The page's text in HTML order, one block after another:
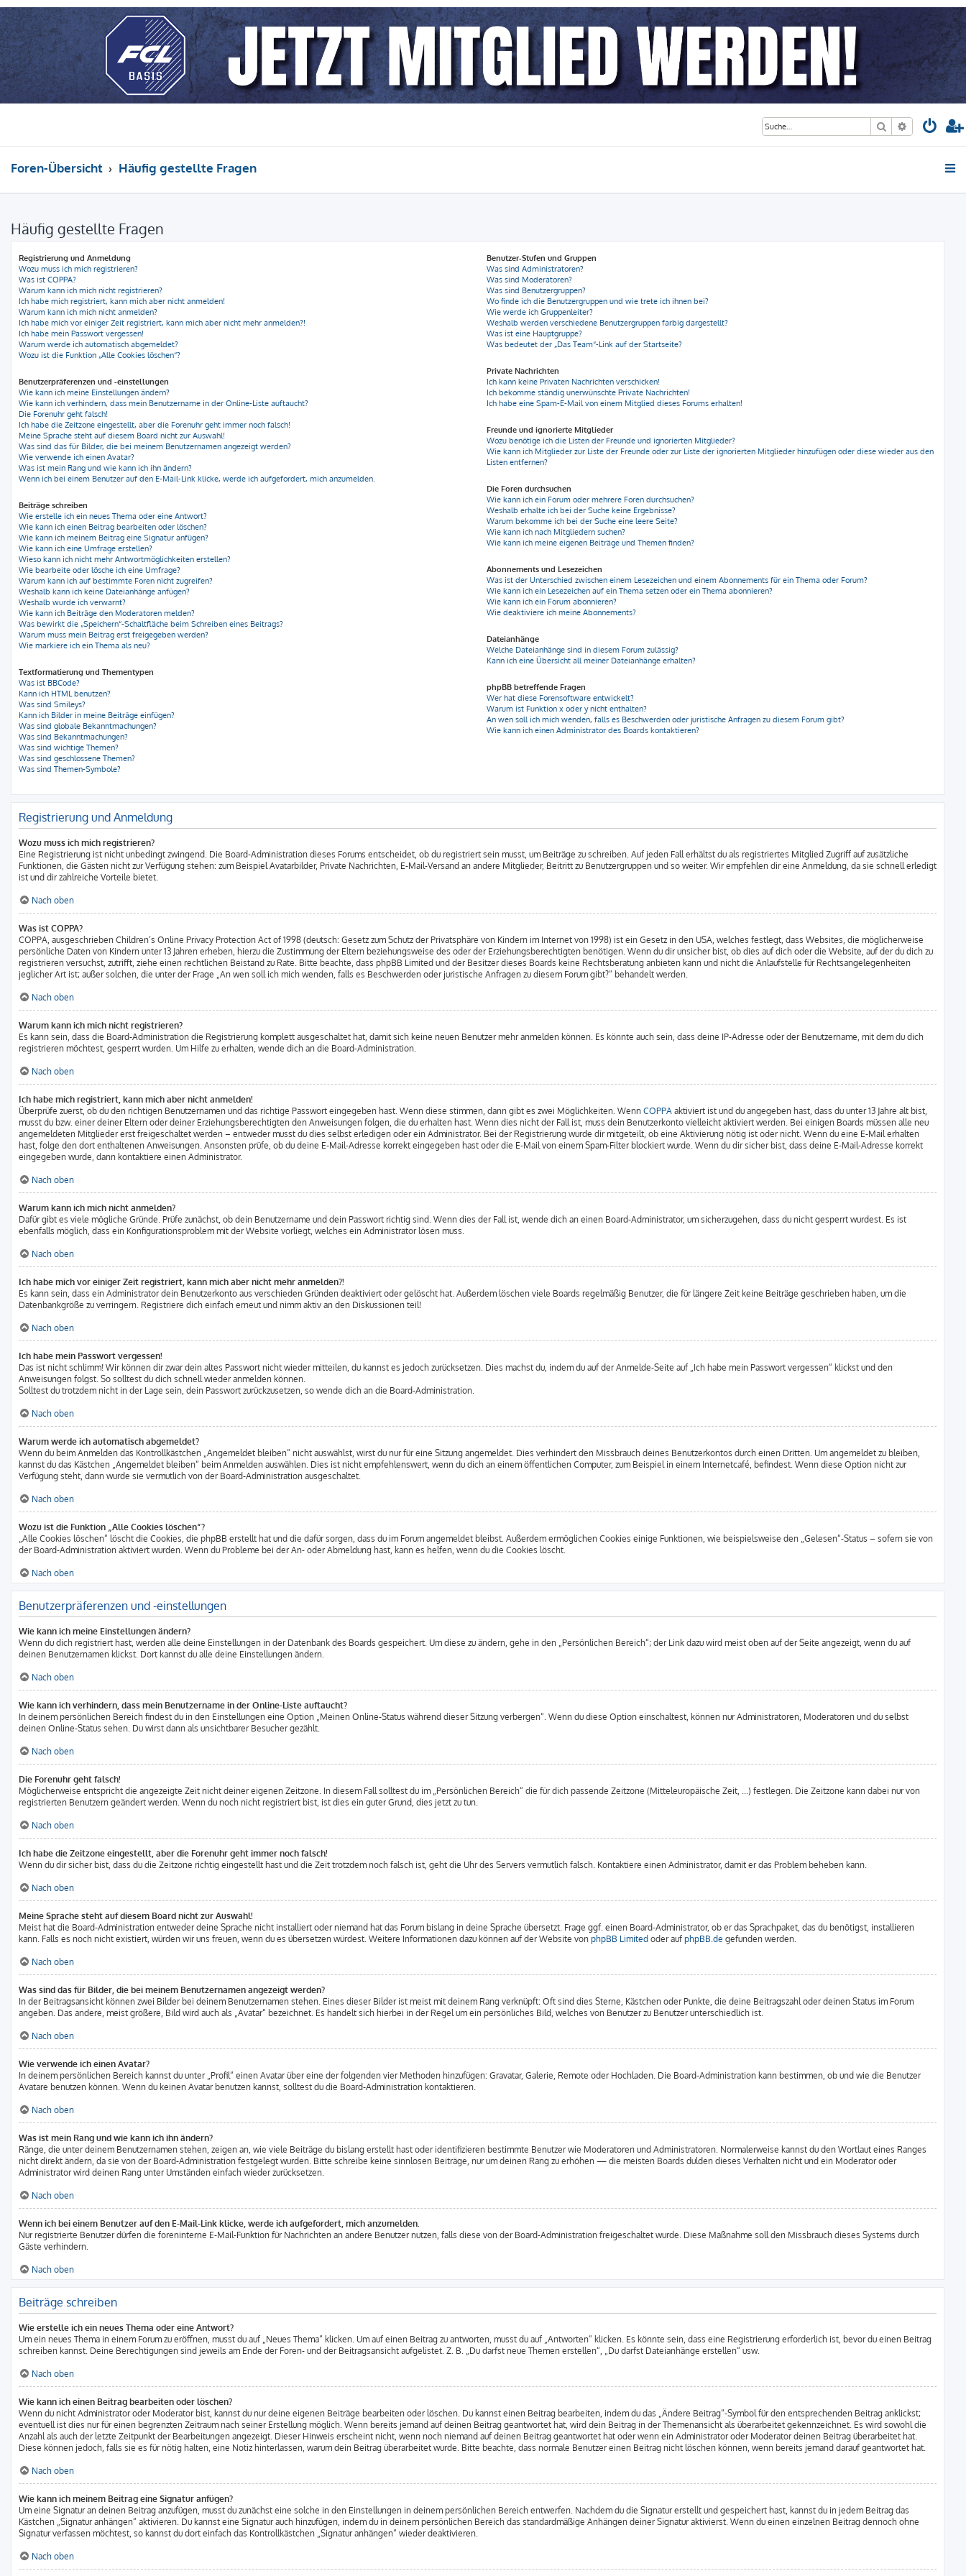
Suche Erweiterte
Foren-Übersicht Häufig gestellte Fragen
Häufig gestellte Fragen
Registrierung und Anmeldung
Wozu muss ich mich registrieren?
Was ist COPPA?
Warum kann ich mich nicht registrieren?
Ich habe mich registriert, kann mich aber nicht anmelden!
Warum kann ich mich nicht anmelden?
Ich habe mich vor einiger Zeit registriert, kann mich aber nicht mehr anmelden?!
Ich habe mein Passwort vergessen!
Warum werde ich automatisch abgemeldet?
Wozu ist die Funktion „Alle Cookies löschen“?
Benutzerpräferenzen und -einstellungen
Wie kann ich meine Einstellungen ändern?
Wie kann ich verhindern, dass mein Benutzername in der Online-Liste auftaucht?
Die Forenuhr geht falsch!
Ich habe die Zeitzone eingestellt, aber die Forenuhr geht immer noch falsch!
Meine Sprache steht auf diesem Board nicht zur Auswahl!
Was sind das für Bilder, die bei meinem Benutzernamen angezeigt werden?
Wie verwende ich einen Avatar?
Was ist mein Rang und wie kann ich ihn ändern?
Wenn ich bei einem Benutzer auf den E-Mail-Link klicke, werde ich aufgefordert, mich anzumelden.
Beiträge schreiben
Wie erstelle ich ein neues Thema oder eine Antwort?
Wie kann ich einen Beitrag bearbeiten oder löschen?
Wie kann ich meinem Beitrag eine Signatur anfügen?
Wie kann ich eine Umfrage erstellen?
Wieso kann ich nicht mehr Antwortmöglichkeiten erstellen?
Wie bearbeite oder lösche ich eine Umfrage?
Warum kann ich auf bestimmte Foren nicht zugreifen?
Weshalb kann ich keine Dateianhänge anfügen?
Weshalb wurde ich verwarnt?
Wie kann ich Beiträge den Moderatoren melden?
Was bewirkt die „Speichern“-Schaltfläche beim Schreiben eines Beitrags?
Warum muss mein Beitrag erst freigegeben werden?
Wie markiere ich ein Thema als neu?
Textformatierung und Thementypen
Was ist BBCode?
Kann ich HTML benutzen?
Was sind Smileys?
Kann ich Bilder in meine Beiträge einfügen?
Was sind globale Bekanntmachungen?
Was sind Bekanntmachungen?
Was sind wichtige Themen?
Was sind geschlossene Themen?
Was sind Themen-Symbole?
Benutzer-Stufen und Gruppen
Was sind Administratoren?
Was sind Moderatoren?
Was sind Benutzergruppen?
Wo finde ich die Benutzergruppen und wie trete ich ihnen bei?
Wie werde ich Gruppenleiter?
Weshalb werden verschiedene Benutzergruppen farbig dargestellt?
Was ist eine Hauptgruppe?
Was bedeutet der „Das Team“-Link auf der Startseite?
Private Nachrichten
Ich kann keine Privaten Nachrichten verschicken!
Ich bekomme ständig unerwünschte Private Nachrichten!
Ich habe eine Spam-E-Mail von einem Mitglied dieses Forums erhalten!
Freunde und ignorierte Mitglieder
Wozu benötige ich die Listen der Freunde und ignorierten Mitglieder?
Wie kann ich Mitglieder zur Liste der Freunde oder zur Liste der ignorierten Mitglieder hinzufügen oder diese wieder aus den
Listen entfernen?
Die Foren durchsuchen
Wie kann ich ein Forum oder mehrere Foren durchsuchen?
Weshalb erhalte ich bei der Suche keine Ergebnisse?
Warum bekomme ich bei der Suche eine leere Seite?
Wie kann ich nach Mitgliedern suchen?
Wie kann ich meine eigenen Beiträge und Themen finden?
Abonnements und Lesezeichen
Was ist der Unterschied zwischen einem Lesezeichen und einem Abonnements für ein Thema oder Forum?
Wie kann ich ein Lesezeichen auf ein Thema setzen oder ein Thema abonnieren?
Wie kann ich ein Forum abonnieren?
Wie deaktiviere ich meine Abonnements?
Dateianhänge
Welche Dateianhänge sind in diesem Forum zulässig?
Kann ich eine Übersicht all meiner Dateianhänge erhalten?
phpBB betreffende Fragen
Wer hat diese Forensoftware entwickelt?
Warum ist Funktion x oder y nicht enthalten?
An wen soll ich mich wenden, falls es Beschwerden oder juristische Anfragen zu diesem Forum gibt?
Wie kann ich einen Administrator des Boards kontaktieren?
Registrierung und Anmeldung
Wozu muss ich mich registrieren?
Eine Registrierung ist nicht unbedingt zwingend. Die Board-Administration dieses Forums entscheidet, ob du registriert sein musst, um Beiträge zu schreiben. Auf jeden Fall erhältst du als registriertes Mitglied Zugriff auf zusätzliche
Funktionen, die Gästen nicht zur Verfügung stehen: zum Beispiel Avatarbilder, Private Nachrichten, E-Mail-Versand an andere Mitglieder, Beitritt zu Benutzergruppen und so weiter. Wir empfehlen dir eine Anmeldung, da sie schnell erledigt
ist und dir zahlreiche Vorteile bietet.
Nach oben
Was ist COPPA?
COPPA, ausgeschrieben Children’s Online Privacy Protection Act of 1998 (deutsch: Gesetz zum Schutz der Privatsphäre von Kindern im Internet von 1998) ist ein Gesetz in den USA, welches festlegt, dass Websites, die möglicherweise
persönliche Daten von Kindern unter 13 Jahren erheben, hierzu die Zustimmung der Eltern beziehungsweise des oder der Erziehungsberechtigten benötigen. Wenn du dir unsicher bist, ob dies auf dich oder die Website, auf der du dich zu
registrieren versuchst, zutrifft, ziehe einen rechtlichen Beistand zu Rate. Bitte beachte, dass phpBB Limited und der Besitzer dieses Boards keine Rechtsberatung anbieten kann und nicht die Anlaufstelle für Rechtsangelegenheiten
jeglicher Art ist; außer solchen, die unter der Frage „An wen soll ich mich wenden, falls es Beschwerden oder juristische Anfragen zu diesem Forum gibt?“ behandelt werden.
Nach oben
Warum kann ich mich nicht registrieren?
Es kann sein, dass die Board-Administration die Registrierung komplett ausgeschaltet hat, damit sich keine neuen Benutzer mehr anmelden können. Es könnte auch sein, dass deine IP-Adresse oder der Benutzername, mit dem du dich
registrieren möchtest, gesperrt wurden. Um Hilfe zu erhalten, wende dich an die Board-Administration.
Nach oben
Ich habe mich registriert, kann mich aber nicht anmelden!
Überprüfe zuerst, ob du den richtigen Benutzernamen und das richtige Passwort eingegeben hast. Wenn diese stimmen, dann gibt es zwei Möglichkeiten. Wenn COPPA aktiviert ist und du angegeben hast, dass du unter 13 Jahre alt bist,
musst du bzw. einer deiner Eltern oder deiner Erziehungsberechtigten den Anweisungen folgen, die du erhalten hast. Wenn dies nicht der Fall ist, muss dein Benutzerkonto vielleicht aktiviert werden. Bei einigen Boards müssen alle neu
angemeldeten Mitglieder erst freigeschaltet werden – entweder musst du dies selbst erledigen oder ein Administrator. Bei der Registrierung wurde dir mitgeteilt, ob eine Aktivierung nötig ist oder nicht. Wenn du eine E-Mail erhalten
hast, folge den dort enthaltenen Anweisungen. Ansonsten prüfe, ob du deine E-Mail-Adresse korrekt eingegeben hast oder die E-Mail von einem Spam-Filter blockiert wurde. Wenn du dir sicher bist, dass deine E-Mail-Adresse korrekt
eingegeben wurde, dann kontaktiere einen Administrator.
Nach oben
Warum kann ich mich nicht anmelden?
Dafür gibt es viele mögliche Gründe. Prüfe zunächst, ob dein Benutzername und dein Passwort richtig sind. Wenn dies der Fall ist, wende dich an einen Board-Administrator, um sicherzugehen, dass du nicht gesperrt wurdest. Es ist
ebenfalls möglich, dass ein Konfigurationsproblem mit der Website vorliegt, welches ein Administrator lösen muss.
Nach oben
Ich habe mich vor einiger Zeit registriert, kann mich aber nicht mehr anmelden?!
Es kann sein, dass ein Administrator dein Benutzerkonto aus verschieden Gründen deaktiviert oder gelöscht hat. Außerdem löschen viele Boards regelmäßig Benutzer, die für längere Zeit keine Beiträge geschrieben haben, um die
Datenbankgröße zu verringern. Registriere dich einfach erneut und nimm aktiv an den Diskussionen teil!
Nach oben
Ich habe mein Passwort vergessen!
Das ist nicht schlimm! Wir können dir zwar dein altes Passwort nicht wieder mitteilen, du kannst es jedoch zurücksetzen. Dies machst du, indem du auf der Anmelde-Seite auf „Ich habe mein Passwort vergessen“ klickst und den
Anweisungen folgst. So solltest du dich schnell wieder anmelden können.
Solltest du trotzdem nicht in der Lage sein, dein Passwort zurückzusetzen, so wende dich an die Board-Administration.
Nach oben
Warum werde ich automatisch abgemeldet?
Wenn du beim Anmelden das Kontrollkästchen „Angemeldet bleiben“ nicht auswählst, wirst du nur für eine Sitzung angemeldet. Dies verhindert den Missbrauch deines Benutzerkontos durch einen Dritten. Um angemeldet zu bleiben,
kannst du das Kästchen „Angemeldet bleiben“ beim Anmelden auswählen. Dies ist nicht empfehlenswert, wenn du dich an einem öffentlichen Computer, zum Beispiel in einem Internetcafé, befindest. Wenn diese Option nicht zur
Verfügung steht, dann wurde sie vermutlich von der Board-Administration ausgeschaltet.
Nach oben
Wozu ist die Funktion „Alle Cookies löschen“?
„Alle Cookies löschen“ löscht die Cookies, die phpBB erstellt hat und die dafür sorgen, dass du im Forum angemeldet bleibst. Außerdem ermöglichen Cookies einige Funktionen, wie beispielsweise den „Gelesen“-Status – sofern sie von
der Board-Administration aktiviert wurden. Wenn du Probleme bei der An- oder Abmeldung hast, kann es helfen, wenn du die Cookies löscht.
Nach oben
Benutzerpräferenzen und -einstellungen
Wie kann ich meine Einstellungen ändern?
Wenn du dich registriert hast, werden alle deine Einstellungen in der Datenbank des Boards gespeichert. Um diese zu ändern, gehe in den „Persönlichen Bereich“; der Link dazu wird meist oben auf der Seite angezeigt, wenn du auf
deinen Benutzernamen klickst. Dort kannst du alle deine Einstellungen ändern.
Nach oben
Wie kann ich verhindern, dass mein Benutzername in der Online-Liste auftaucht?
In deinem persönlichen Bereich findest du in den Einstellungen eine Option „Meinen Online-Status während dieser Sitzung verbergen“. Wenn du diese Option einschaltest, können nur Administratoren, Moderatoren und du selbst
deinen Online-Status sehen. Du wirst dann als unsichtbarer Besucher gezählt.
Nach oben
Die Forenuhr geht falsch!
Möglicherweise entspricht die angezeigte Zeit nicht deiner eigenen Zeitzone. In diesem Fall solltest du im „Persönlichen Bereich“ die für dich passende Zeitzone (Mitteleuropäische Zeit, ...) festlegen. Die Zeitzone kann dabei nur von
registrierten Benutzern geändert werden. Wenn du noch nicht registriert bist, ist dies ein guter Grund, dies jetzt zu tun.
Nach oben
Ich habe die Zeitzone eingestellt, aber die Forenuhr geht immer noch falsch!
Wenn du dir sicher bist, dass du die Zeitzone richtig eingestellt hast und die Zeit trotzdem noch falsch ist, geht die Uhr des Servers vermutlich falsch. Kontaktiere einen Administrator, damit er das Problem beheben kann.
Nach oben
Meine Sprache steht auf diesem Board nicht zur Auswahl!
Meist hat die Board-Administration entweder deine Sprache nicht installiert oder niemand hat das Forum bislang in deine Sprache übersetzt. Frage ggf. einen Board-Administrator, ob er das Sprachpaket, das du benötigst, installieren
kann. Falls es noch nicht existiert, würden wir uns freuen, wenn du es übersetzen würdest. Weitere Informationen dazu können auf der Website von phpBB Limited oder auf phpBB.de gefunden werden.
Nach oben
Was sind das für Bilder, die bei meinem Benutzernamen angezeigt werden?
In der Beitragsansicht können zwei Bilder bei deinem Benutzernamen stehen. Eines dieser Bilder ist meist mit deinem Rang verknüpft: Oft sind dies Sterne, Kästchen oder Punkte, die deine Beitragszahl oder deinen Status im Forum
angeben. Das andere, meist größere, Bild wird auch als „Avatar“ bezeichnet. Es handelt sich hierbei in der Regel um ein persönliches Bild, welches von Benutzer zu Benutzer unterschiedlich ist.
Nach oben
Wie verwende ich einen Avatar?
In deinem persönlichen Bereich kannst du unter „Profil“ einen Avatar über eine der folgenden vier Methoden hinzufügen: Gravatar, Galerie, Remote oder Hochladen. Die Board-Administration kann bestimmen, ob und wie die Benutzer
Avatare benutzen können. Wenn du keinen Avatar benutzen kannst, solltest du die Board-Administration kontaktieren.
Nach oben
Was ist mein Rang und wie kann ich ihn ändern?
Ränge, die unter deinem Benutzernamen stehen, zeigen an, wie viele Beiträge du bislang erstellt hast oder identifizieren bestimmte Benutzer wie Moderatoren und Administratoren. Normalerweise kannst du den Wortlaut eines Ranges
nicht direkt ändern, da sie von der Board-Administration festgelegt wurden. Bitte schreibe keine sinnlosen Beiträge, nur um deinen Rang zu erhöhen — die meisten Boards dulden dieses Verhalten nicht und ein Moderator oder
Administrator wird deinen Rang unter Umständen einfach wieder zurücksetzen.
Nach oben
Wenn ich bei einem Benutzer auf den E-Mail-Link klicke, werde ich aufgefordert, mich anzumelden.
Nur registrierte Benutzer dürfen die foreninterne E-Mail-Funktion für Nachrichten an andere Benutzer nutzen, falls diese von der Board-Administration freigeschaltet wurde. Diese Maßnahme soll den Missbrauch dieses Systems durch
Gäste verhindern.
Nach oben
Beiträge schreiben
Wie erstelle ich ein neues Thema oder eine Antwort?
Um ein neues Thema in einem Forum zu eröffnen, musst du auf „Neues Thema“ klicken. Um auf einen Beitrag zu antworten, musst du auf „Antworten“ klicken. Es könnte sein, dass eine Registrierung erforderlich ist, bevor du einen Beitrag
schreiben kannst. Deine Berechtigungen sind jeweils am Ende der Foren- und der Beitragsansicht aufgelistet. Z. B. „Du darfst neue Themen erstellen“, „Du darfst Dateianhänge erstellen“ usw.
Nach oben
Wie kann ich einen Beitrag bearbeiten oder löschen?
Wenn du nicht Administrator oder Moderator bist, kannst du nur deine eigenen Beiträge bearbeiten oder löschen. Du kannst einen Beitrag bearbeiten, indem du das „Ändere Beitrag“-Symbol für den entsprechenden Beitrag anklickst;
eventuell ist dies nur für einen begrenzten Zeitraum nach seiner Erstellung möglich. Wenn bereits jemand auf deinen Beitrag geantwortet hat, wird dein Beitrag in der Themenansicht als überarbeitet gekennzeichnet. Es wird sowohl die
Anzahl als auch der letzte Zeitpunkt der Bearbeitungen angezeigt. Dieser Hinweis erscheint nicht, wenn noch niemand auf deinen Beitrag geantwortet hat oder wenn ein Administrator oder Moderator deinen Beitrag überarbeitet hat.
Diese können jedoch, falls sie es für nötig halten, eine Notiz hinterlassen, warum dein Beitrag überarbeitet wurde. Bitte beachte, dass normale Benutzer einen Beitrag nicht löschen können, wenn bereits jemand darauf geantwortet hat.
Nach oben
Wie kann ich meinem Beitrag eine Signatur anfügen?
Um eine Signatur an deinen Beitrag anzufügen, musst du zunächst eine solche in den Einstellungen in deinem persönlichen Bereich entwerfen. Nachdem du die Signatur erstellt und gespeichert hast, kannst du in jedem Beitrag das
Kästchen „Signatur anhängen“ aktivieren. Du kannst eine Signatur auch hinzufügen, indem du in deinem persönlichen Bereich das standardmäßige Anhängen deiner Signatur aktivierst. Wenn du einen einzelnen Beitrag dennoch ohne
Signatur verfassen möchtest, so kannst du dort einfach das Kontrollkästchen „Signatur anhängen“ wieder deaktivieren.
Nach oben